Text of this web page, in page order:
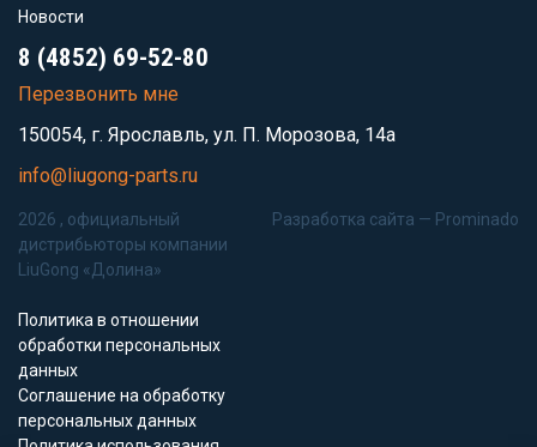
Новости
8 (4852) 69-52-80
Перезвонить мне
150054, г. Ярославль, ул. П. Морозова, 14а
info@liugong-parts.ru
2026 , официальный
дистрибьюторы компании
LiuGong «Долина»
Политика в отношении
обработки персональных
данных
Соглашение на обработку
персональных данных
Разработка сайта — Prominado